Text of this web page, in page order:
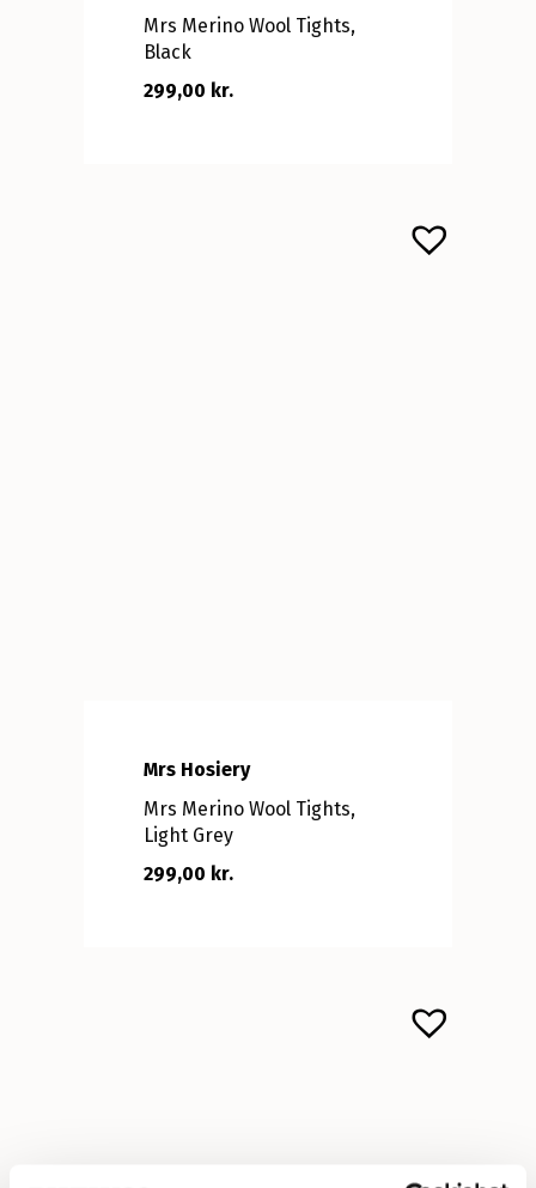
Mrs Merino Wool Tights,
Black
299,00 kr.
Mrs Hosiery
Mrs Merino Wool Tights,
Light Grey
299,00 kr.